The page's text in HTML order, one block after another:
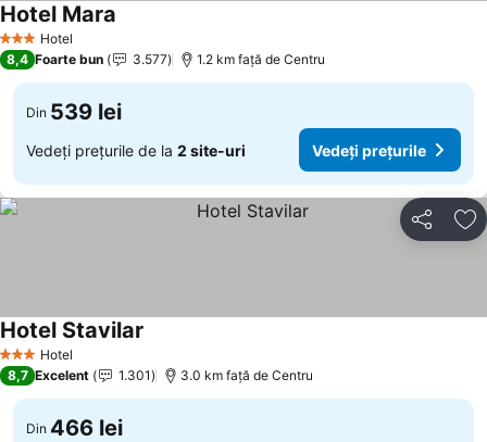
3 SteleHotel
Hotel Mara
8,4 Foarte bun 3.577 1.2 km faţă de Centru
Din 539 lei
Vedeți prețurile de la 2 site-uri Vedeți prețurile
Distribuiți
3 SteleHotel
Hotel Stavilar
8,7 Excelent 1.301 3.0 km faţă de Centru
Din 466 lei